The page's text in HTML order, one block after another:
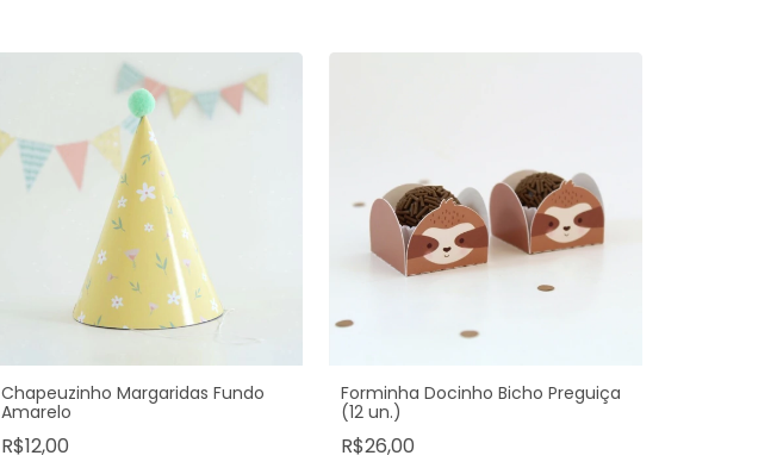
Chapeuzinho Margaridas Fundo
Amarelo
R$12,00
Forminha Docinho Bicho Preguiça
(12 un.)
R$26,00